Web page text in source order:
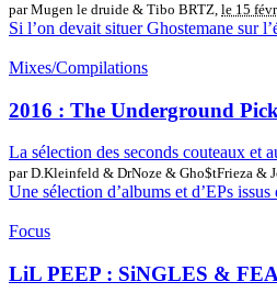
par Mugen le druide & Tibo BRTZ, le 15
Si l’on devait situer Ghostemane sur
Mixes/Compilations
2016 : The Underground
La sélection des seconds couteaux et
par D.Kleinfeld & DrNoze & Gho$tFrieza &
Une sélection d’albums et d’EPs
Focus
LiL PEEP : SiNGLES &